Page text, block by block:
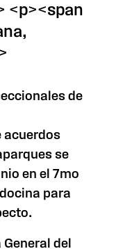
<p><span
de
acuerdos
se
en el 7mo
para
del